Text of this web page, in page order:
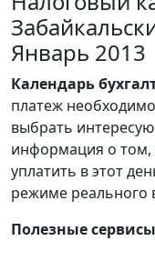
Январь 2013
Календарь
платеж
выбрать
информация о том,
уплатить в этот
режиме реального
Полезные сервисы